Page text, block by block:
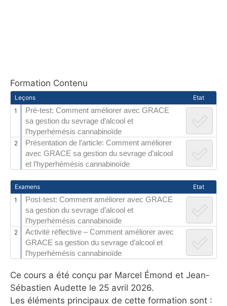
Formation Contenu
Leçons
Etat
1
Pré-test: Comment améliorer avec GRACE
sa gestion du sevrage d’alcool et
l’hyperhémésis cannabinoïde
2
Présentation de l’article: Comment améliorer
avec GRACE sa gestion du sevrage d’alcool
et l’hyperhémésis cannabinoïde
Examens
Etat
1
Post-test: Comment améliorer avec GRACE
sa gestion du sevrage d’alcool et
l’hyperhémésis cannabinoïde
2
Activité réflective – Comment améliorer avec
GRACE sa gestion du sevrage d’alcool et
l’hyperhémésis cannabinoïde
Ce cours a été conçu par Marcel Émond et Jean-
Sébastien Audette le 25 avril 2026.
Les éléments principaux de cette formation sont :